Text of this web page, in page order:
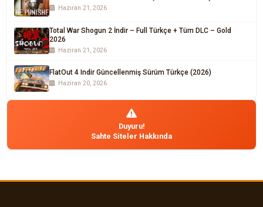
Haziran 21, 2026
Total War Shogun 2 İndir – Full Türkçe + Tüm DLC – Gold
2026
Haziran 21, 2026
FlatOut 4 Indir Güncellenmiş Sürüm Türkçe (2026)
Haziran 20, 2026
Duyuru!
Sahte Siteler Hakkında